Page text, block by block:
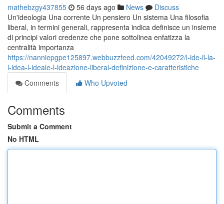
mathebzgy437855 56 days ago News
Discuss
Un'ideologia Una corrente Un pensiero Un sistema Una filosofia
liberal, in termini generali, rappresenta indica definisce un insieme
di principi valori credenze che pone sottolinea enfatizza la
centralità importanza
https://nanniepgpe125897.webbuzzfeed.com/42049272/l-ide-il-la-
l-idea-l-ideale-l-ideazione-liberal-definizione-e-caratteristiche
Comments
Who Upvoted
Comments
Submit a Comment
No HTML